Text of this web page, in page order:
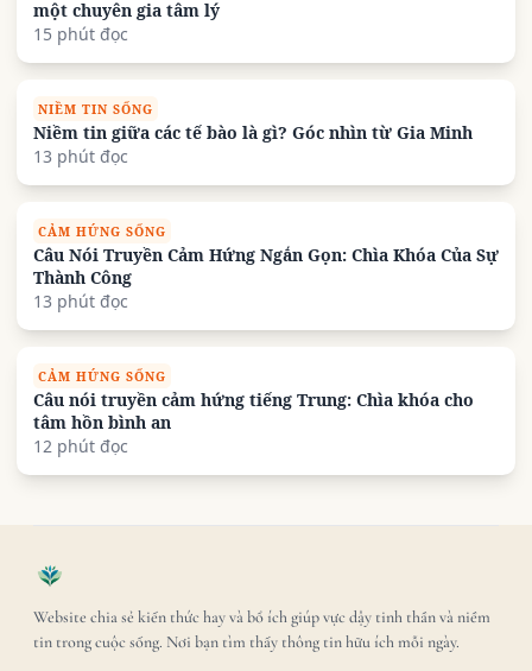
một chuyên gia tâm lý
15 phút đọc
NIỀM TIN SỐNG
Niềm tin giữa các tế bào là gì? Góc nhìn từ Gia Minh
13 phút đọc
CẢM HỨNG SỐNG
Câu Nói Truyền Cảm Hứng Ngắn Gọn: Chìa Khóa Của Sự
Thành Công
13 phút đọc
CẢM HỨNG SỐNG
Câu nói truyền cảm hứng tiếng Trung: Chìa khóa cho
tâm hồn bình an
12 phút đọc
Website chia sẻ kiến thức hay và bổ ích giúp vực dậy tinh thần và niềm
tin trong cuộc sống. Nơi bạn tìm thấy thông tin hữu ích mỗi ngày.